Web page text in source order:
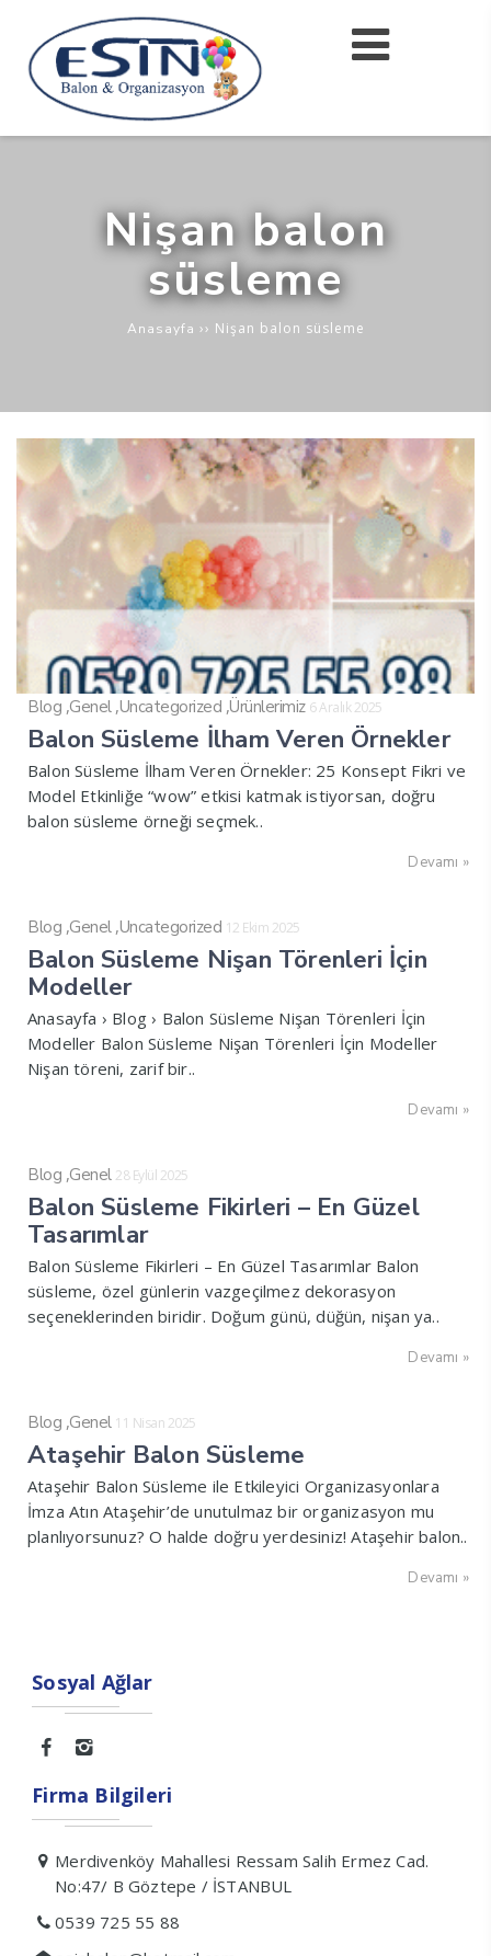
Nişan balon
süsleme
Anasayfa ›› Nişan balon süsleme
Blog ,Genel,Uncategorized ,Ürünlerimiz 6 Aralık 2025
Balon Süsleme İlham Veren Örnekler
Balon Süsleme İlham Veren Örnekler: 25 Konsept Fikri ve
Model Etkinliğe “wow” etkisi katmak istiyorsan, doğru
balon süsleme örneği seçmek..
Devamı »
Blog ,Genel,Uncategorized 12 Ekim 2025
Balon Süsleme Nişan Törenleri İçin
Modeller
Anasayfa › Blog › Balon Süsleme Nişan Törenleri İçin
Modeller Balon Süsleme Nişan Törenleri İçin Modeller
Nişan töreni, zarif bir..
Devamı »
Blog ,Genel 28 Eylül 2025
Balon Süsleme Fikirleri – En Güzel
Tasarımlar
Balon Süsleme Fikirleri – En Güzel Tasarımlar Balon
süsleme, özel günlerin vazgeçilmez dekorasyon
seçeneklerinden biridir. Doğum günü, düğün, nişan ya..
Devamı »
Blog ,Genel 11 Nisan 2025
Ataşehir Balon Süsleme
Ataşehir Balon Süsleme ile Etkileyici Organizasyonlara
İmza Atın Ataşehir’de unutulmaz bir organizasyon mu
planlıyorsunuz? O halde doğru yerdesiniz! Ataşehir balon..
Devamı »
Sosyal Ağlar
Firma Bilgileri
Merdivenköy Mahallesi Ressam Salih Ermez Cad.
No:47/ B Göztepe / İSTANBUL
0539 725 55 88